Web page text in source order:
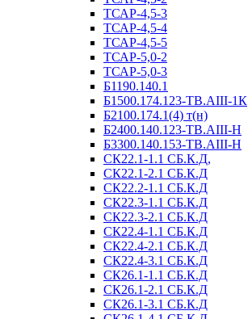
ТСАР-4,5-3
ТСАР-4,5-4
ТСАР-4,5-5
ТСАР-5,0-2
ТСАР-5,0-3
Б1190.140.1
Б1500.174.123-ТВ.АIII-1К
Б2100.174.1(4) т(н)
Б2400.140.123-ТВ.АIII-Н
Б3300.140.153-ТВ.АIII-Н
СК22.1-1.1 СБ.К.Д,
СК22.1-2.1 СБ.К.Д
СК22.2-1.1 СБ.К.Д
СК22.3-1.1 СБ.К.Д
СК22.3-2.1 СБ.К.Д
СК22.4-1.1 СБ.К.Д
СК22.4-2.1 СБ.К.Д
СК22.4-3.1 СБ.К.Д
СК26.1-1.1 СБ.К.Д
СК26.1-2.1 СБ.К.Д
СК26.1-3.1 СБ.К.Д